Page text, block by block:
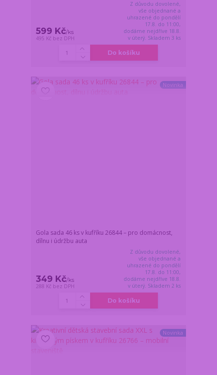
599 Kč/ks
495 Kč bez DPH
Z důvodu dovolené,
vše objednané a
uhrazené do pondělí
17.8. do 11:00,
dodáme nejdříve 18.8.
v úterý. Skladem 3 ks
Do košíku
Novinka
Gola sada 46 ks v kufříku 26844 – pro domácnost,
dílnu i údržbu auta
349 Kč/ks
288 Kč bez DPH
Z důvodu dovolené,
vše objednané a
uhrazené do pondělí
17.8. do 11:00,
dodáme nejdříve 18.8.
v úterý. Skladem 2 ks
Do košíku
Novinka